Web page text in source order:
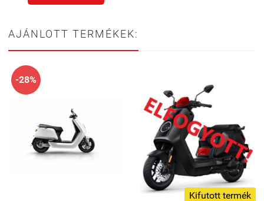
AJÁNLOTT TERMÉKEK:
-28%
Kifutott termék